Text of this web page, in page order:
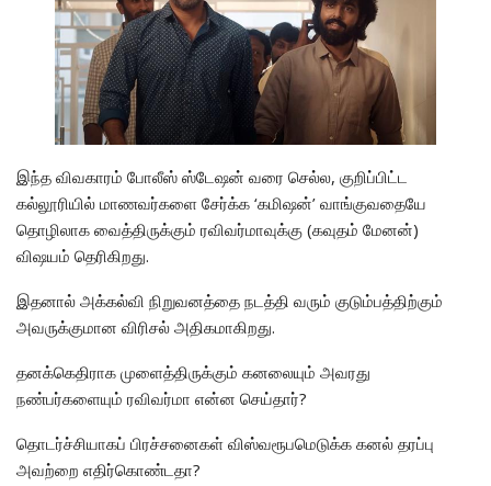
இந்த விவகாரம் போலீஸ் ஸ்டேஷன் வரை செல்ல, குறிப்பிட்ட
கல்லூரியில் மாணவர்களை சேர்க்க ‘கமிஷன்’ வாங்குவதையே
தொழிலாக வைத்திருக்கும் ரவிவர்மாவுக்கு (கவுதம் மேனன்)
விஷயம் தெரிகிறது.
இதனால் அக்கல்வி நிறுவனத்தை நடத்தி வரும் குடும்பத்திற்கும்
அவருக்குமான விரிசல் அதிகமாகிறது.
தனக்கெதிராக முளைத்திருக்கும் கனலையும் அவரது
நண்பர்களையும் ரவிவர்மா என்ன செய்தார்?
தொடர்ச்சியாகப் பிரச்சனைகள் விஸ்வரூபமெடுக்க கனல் தரப்பு
அவற்றை எதிர்கொண்டதா?